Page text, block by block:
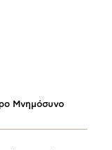
Μνημόσυνο